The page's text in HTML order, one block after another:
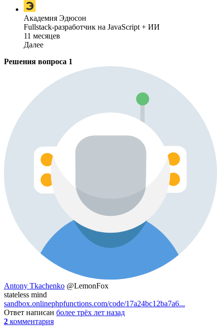
Академия Эдюсон
Fullstack-разработчик на JavaScript + ИИ
11 месяцев
Далее
Решения вопроса 1
Antony Tkachenko @LemonFox
stateless mind
sandbox.onlinephpfunctions.com/code/17a24bc12ba7a6...
Ответ написан более трёх лет назад
2 комментария